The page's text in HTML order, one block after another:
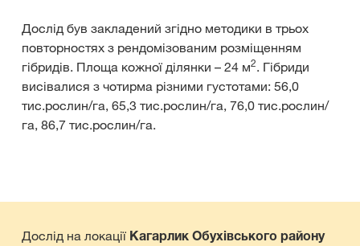
Дослід був закладений згідно методики в трьох
повторностях з рендомізованим розміщенням
гібридів. Площа кожної ділянки – 24 м2. Гібриди
висівалися з чотирма різними густотами: 56,0
тис.рослин/га, 65,3 тис.рослин/га, 76,0 тис.рослин/
га, 86,7 тис.рослин/га.
Дослід на локації Кагарлик Обухівського району